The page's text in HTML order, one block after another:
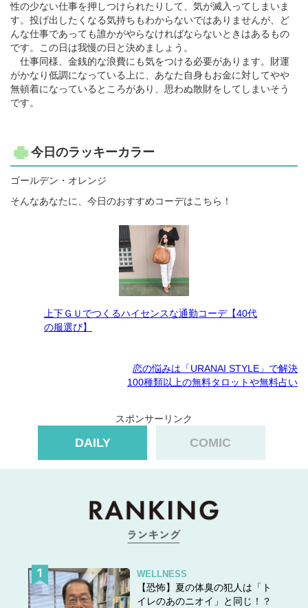
性の少ない仕事を押しつけられたりして、気が滅入ってしまいま
す。投げ出したくなる気持ちもわからないではありませんが、ど
んな仕事であっても誰かがやらなければならないときはあるもの
です。この日は我慢の日と決めましょう。
仕事同様、金銭的な浪費にも気をつける必要があります。財運
がかなり低調になっている上に、あなた自身もお金に対してやや
無頓着になっているところがあり、思わぬ散財をしてしまいそう
です。
今日のラッキーカラー
ゴールデン・オレンジ
そんなあなたに、今日のおすすめコーデはこちら！
上下ＧＵでつくるハイセンスな通勤コーデ【40代
の服選び】
恋の悩みは「URANAI STYLE」で解決
100種類以上の無料タロットや無料占い
スポンサーリンク
DAILY COMIC
WELLNESS
【恐怖】夏の体臭の犯人は「ト
イレのあのニオイ」と同じ！？